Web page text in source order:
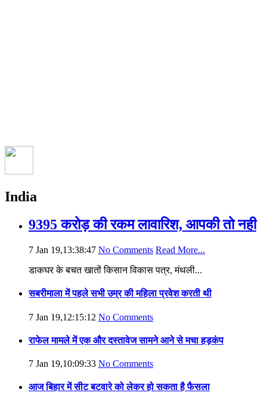
India
9395 करोड़ की रकम लावारिश, आपकी तो नही
7 Jan 19,13:38:47 No Comments Read More...
डाकघर के बचत खातों किसान विकास पत्र, मंथली...
सबरीमाला में पहले सभी उम्र की महिला प्रवेश करती थी
7 Jan 19,12:15:12 No Comments
राफेल मामले में एक और दस्तावेज सामने आने से मचा हड़कंप
7 Jan 19,10:09:33 No Comments
आज बिहार में सीट बटवारे को लेकर हो सकता है फैसला